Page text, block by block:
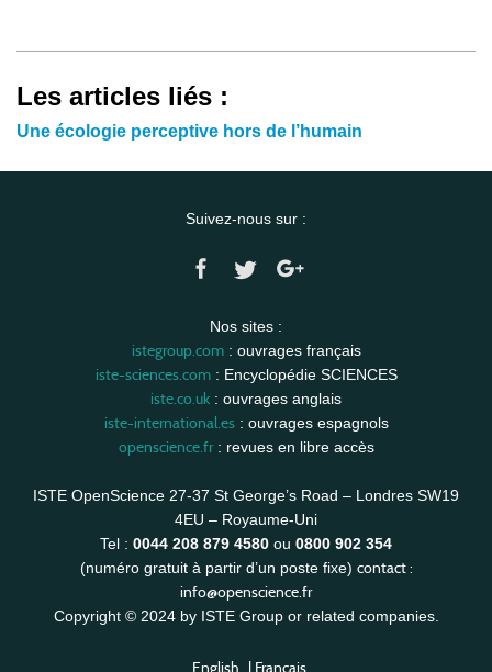
Les articles liés :
Une écologie perceptive hors de l’humain
Suivez-nous sur :
Nos sites :
istegroup.com: ouvrages français
iste-sciences.com: Encyclopédie SCIENCES
iste.co.uk : ouvrages anglais
iste-international.es: ouvrages espagnols
openscience.fr: revues en libre accès
ISTE OpenScience 27-37 St George’s Road – Londres SW19
4EU – Royaume-Uni
Tel : 0044 208 879 4580 ou 0800 902 354
(numéro gratuit à partir d’un poste fixe) contact :
info@openscience.fr
Copyright © 2024 by ISTE Group or related companies.
English | Français